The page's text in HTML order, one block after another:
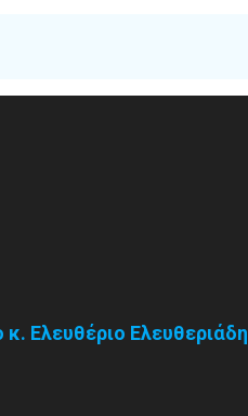
Ελευθέριο Ελευθεριάδη